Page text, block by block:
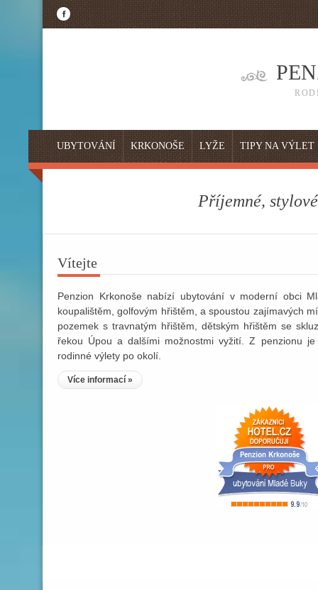
UBYTOVÁNÍ KRKONOŠE LYŽE TIPY NA VÝLET
Příjemné,
Vítejte
Penzion Krkonoše nabízí ubytování v moderní obci
koupalištěm, golfovým hřištěm, a spoustou zajímavých
pozemek s travnatým hřištěm, dětským hřištěm se
řekou Úpou a dalšími možnostmi vyžití. Z penzionu
rodinné výlety po okolí.
Více informací »